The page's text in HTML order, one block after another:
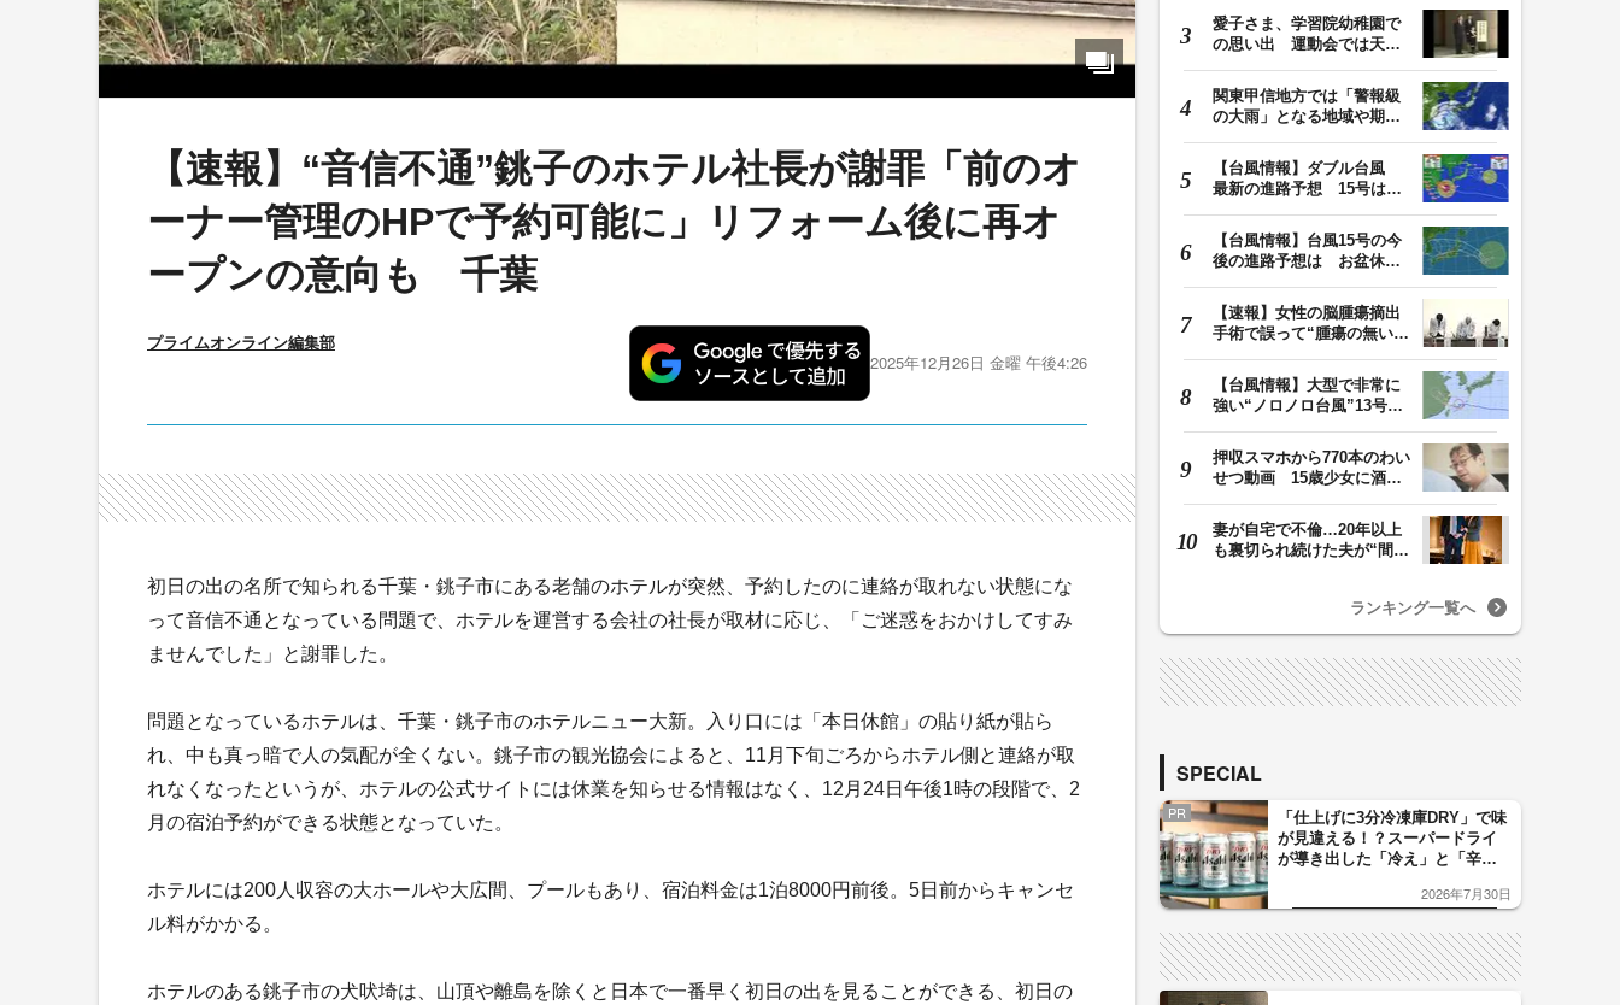
【速報】“音信不通”銚子のホテル社長が謝罪「前のオ
ーナー管理のHPで予約可能に」リフォーム後に再オ
ープンの意向も 千葉
プライムオンライン編集部
2025年12月26日 金曜 午後4:26
初日の出の名所で知られる千葉・銚子市にある老舗のホテルが突然、予約したのに連絡が取れない状態にな
って音信不通となっている問題で、ホテルを運営する会社の社長が取材に応じ、「ご迷惑をおかけしてすみ
ませんでした」と謝罪した。
問題となっているホテルは、千葉・銚子市のホテルニュー大新。入り口には「本日休館」の貼り紙が貼ら
れ、中も真っ暗で人の気配が全くない。銚子市の観光協会によると、11月下旬ごろからホテル側と連絡が取
れなくなったというが、ホテルの公式サイトには休業を知らせる情報はなく、12月24日午後1時の段階で、2
月の宿泊予約ができる状態となっていた。
ホテルには200人収容の大ホールや大広間、プールもあり、宿泊料金は1泊8000円前後。5日前からキャンセ
ル料がかかる。
ホテルのある銚子市の犬吠埼は、山頂や離島を除くと日本で一番早く初日の出を見ることができる、初日の
愛子さま、学習院幼稚園で
の思い出 運動会では天皇
関東甲信地方では「警報級
の大雨」となる地域や期間
【台風情報】ダブル台風
最新の進路予想 15号は北
【台風情報】台風15号の今
後の進路予想は お盆休み
【速報】女性の脳腫瘍摘出
手術で誤って“腫瘍の無い部
【台風情報】大型で非常に
強い“ノロノロ台風”13号の
押収スマホから770本のわい
せつ動画 15歳少女に酒と
妻が自宅で不倫…20年以上
も裏切られ続けた夫が“間
ランキング一覧へ
SPECIAL
PR
「仕上げに3分冷凍庫DRY」で味
が見違える！？スーパードライ
が導き出した「冷え」と「辛
した「辛口カーブ」が飲み頃の
2026年7月30日